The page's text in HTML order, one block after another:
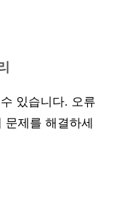
있습니다. 오류
문제를 해결하세